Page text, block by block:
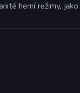
herní režimy,